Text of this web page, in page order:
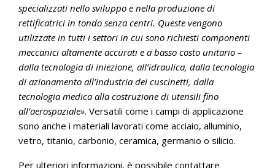
specializzati nello sviluppo e nella produzione di
rettificatrici in tondo senza centri. Queste vengono
utilizzate in tutti i settori in cui sono richiesti componenti
meccanici altamente accurati e a basso costo unitario –
dalla tecnologia di iniezione, all’idraulica, dalla tecnologia
di azionamento all’industria dei cuscinetti, dalla
tecnologia medica alla costruzione di utensili fino
all’aerospaziale». Versatili come i campi di applicazione
sono anche i materiali lavorati come acciaio, alluminio,
vetro, titanio, carbonio, ceramica, germanio o silicio.
Per ulteriori informazioni, è possibile contattare